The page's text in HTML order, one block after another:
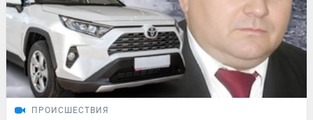
ПРОИСШЕСТВИЯ